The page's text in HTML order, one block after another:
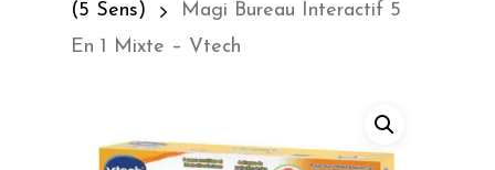
(5 Sens)
Magi Bureau Interactif 5
En 1 Mixte – Vtech